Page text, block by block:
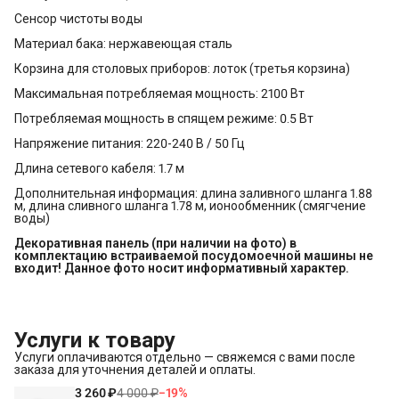
Сенсор чистоты воды
Материал бака: нержавеющая сталь
Корзина для столовых приборов: лоток (третья корзина)
Максимальная потребляемая мощность: 2100 Вт
Потребляемая мощность в спящем режиме: 0.5 Вт
Напряжение питания: 220-240 В / 50 Гц
Длина сетевого кабеля: 1.7 м
Дополнительная информация: длина заливного шланга 1.88
м, длина сливного шланга 1.78 м, ионообменник (смягчение
воды)
Декоративная панель (при наличии на фото) в
комплектацию встраиваемой посудомоечной машины не
входит! Данное фото носит информативный характер.
Услуги к товару
Услуги оплачиваются отдельно — свяжемся с вами после
заказа для уточнения деталей и оплаты.
3 260 ₽4 000 ₽−19%